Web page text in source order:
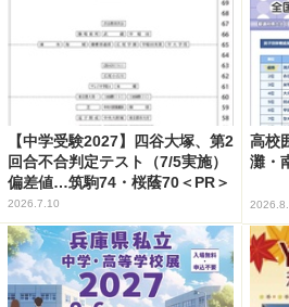
【中学受験2027】四谷大塚、第2
回合不合判定テスト（7/5実施）
偏差値…筑駒74・桜蔭70＜PR＞
2026.7.10
高校
灘・